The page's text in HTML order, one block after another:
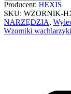
Producent: HEXIS
SKU: WZORNIK-
NARZĘDZIA,
Wzorniki wachlarzyki